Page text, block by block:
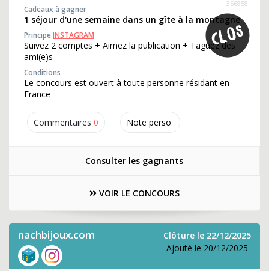
Commentaires 0 Note perso
356858
Cadeaux à gagner
1 séjour d'une semaine dans un gîte à la montagne
PrincipeINSTAGRAM
Suivez 2 comptes + Aimez la publication + Taguez des
ami(e)s
Conditions
Le concours est ouvert à toute personne résidant en
France
Consulter les gagnants
VOIR LE CONCOURS
nachbijoux.com
Clôture le 22/12/2025
Ajouté le 20/12/2025